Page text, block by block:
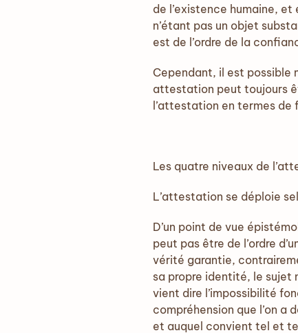
de l’existence humaine,
n’étant pas un objet
est de l’ordre de la
Cependant, il est possible
attestation peut toujours
l’attestation en termes de
Les quatre niveaux de
L’attestation se déploie
D’un point de vue
peut pas être de l’ordre
vérité garantie,
sa propre identité, le sujet
vient dire l’impossibilité
compréhension que l’on
et auquel convient tel et